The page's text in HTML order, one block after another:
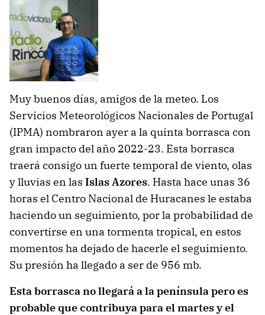
Muy buenos días, amigos de la meteo. Los
Servicios Meteorológicos Nacionales de Portugal
(IPMA) nombraron ayer a la quinta borrasca con
gran impacto del año 2022-23. Esta borrasca
traerá consigo un fuerte temporal de viento, olas
y lluvias en las Islas Azores. Hasta hace unas 36
horas el Centro Nacional de Huracanes le estaba
haciendo un seguimiento, por la probabilidad de
convertirse en una tormenta tropical, en estos
momentos ha dejado de hacerle el seguimiento.
Su presión ha llegado a ser de 956 mb.
Esta borrasca no llegará a la península pero es
probable que contribuya para el martes y el